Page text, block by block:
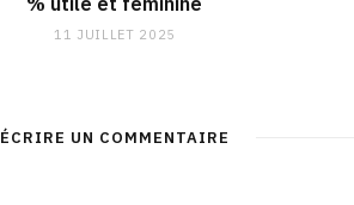
11 JUILLET 2025
ÉCRIRE UN COMMENTAIRE